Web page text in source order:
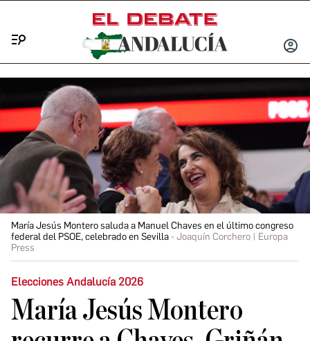
INICIAR
María Jesús Montero saluda a Manuel Chaves en el último congreso
federal del PSOE, celebrado en Sevilla
Joaquín Corchero | Europa
Press
Elecciones Andalucía 2026
María Jesús Montero